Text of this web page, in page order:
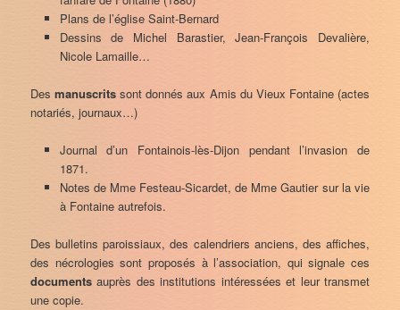
Plans de l’église Saint-Bernard
Dessins de Michel Barastier, Jean-François Devalière,
Nicole Lamaille…
Des manuscrits sont donnés aux Amis du Vieux Fontaine (actes
notariés, journaux…)
Journal d’un Fontainois-lès-Dijon pendant l’invasion de
1871.
Notes de Mme Festeau-Sicardet, de Mme Gautier sur la vie
à Fontaine autrefois.
Des bulletins paroissiaux, des calendriers anciens, des affiches,
des nécrologies sont proposés à l’association, qui signale ces
documents auprès des institutions intéressées et leur transmet
une copie.